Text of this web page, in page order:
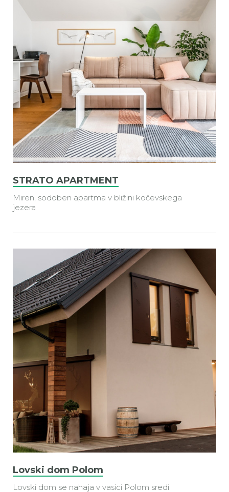
STRATO APARTMENT
Miren, sodoben apartma v bližini kočevskega
jezera
Lovski dom Polom
Lovski dom se nahaja v vasici Polom sredi